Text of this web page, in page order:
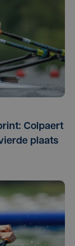
Colpaert
plaats